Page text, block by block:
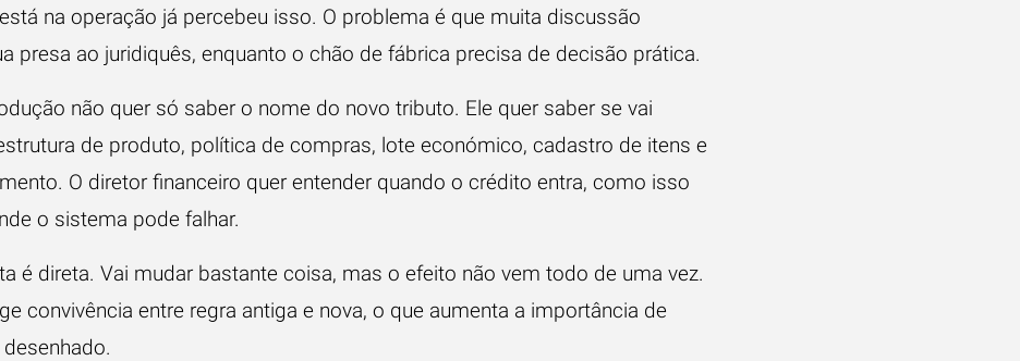
na operação já percebeu isso. O problema é que muita discussão
presa ao juridiquês, enquanto o chão de fábrica precisa de decisão prática.
não quer só saber o nome do novo tributo. Ele quer saber se vai
de produto, política de compras, lote económico, cadastro de itens e
O diretor financeiro quer entender quando o crédito entra, como isso
o sistema pode falhar.
é direta. Vai mudar bastante coisa, mas o efeito não vem todo de uma vez.
convivência entre regra antiga e nova, o que aumenta a importância de